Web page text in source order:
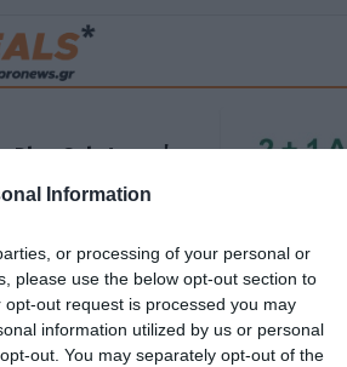
Information
or processing of your personal or
please use the below opt-out section to
out request is processed you may
information utilized by us or personal
out. You may separately opt-out of the
Blue Gel: Φυσική
& χαλάρωση
ΑΓΟΡΑΣΕ ΤΟ